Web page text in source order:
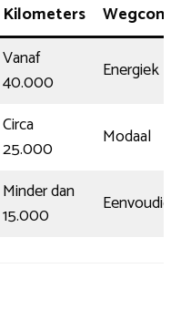
Kilometers
Vanaf
40.000
Energiek
Circa
25.000
Modaal
Minder dan
15.000
Eenvoudig